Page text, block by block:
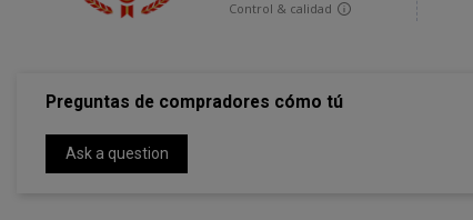
Preguntas de compradores cómo tú
Ask a question